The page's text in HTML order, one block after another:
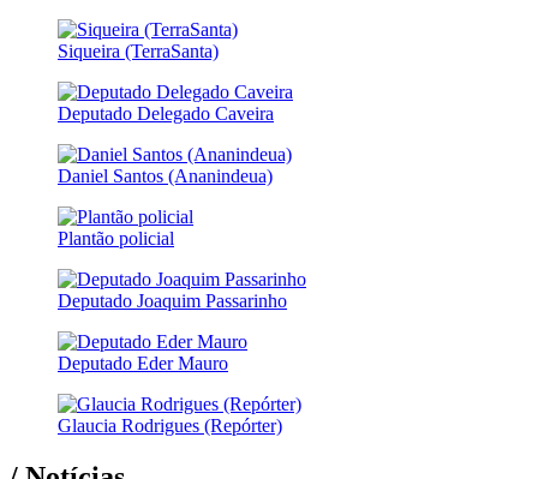
Siqueira (TerraSanta)
Deputado Delegado Caveira
Daniel Santos (Ananindeua)
Plantão policial
Deputado Joaquim Passarinho
Deputado Eder Mauro
Glaucia Rodrigues (Repórter)